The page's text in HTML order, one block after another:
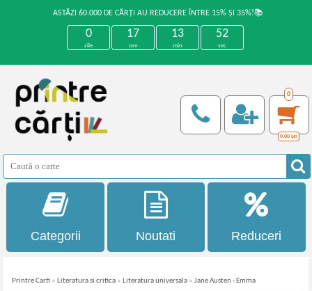
ASTĂZI 60.000 DE CĂRȚI AU REDUCERE ÎNTRE 15% ȘI 35%!📚
0
zile
17
ore
13
min
52
sec
0
0,00 Lei
Categorii Noutati Reduceri
Printre Carti » Literatura si critica » Literatura universala »Jane Austen - Emma